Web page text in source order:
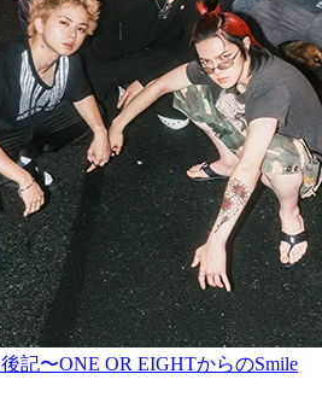
〜ONE OR EIGHTからのSmile